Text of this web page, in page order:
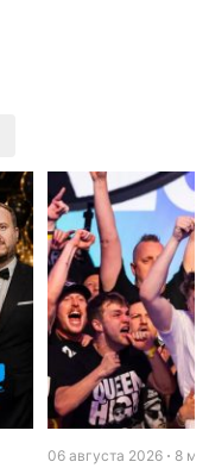
06 августа 2026 8